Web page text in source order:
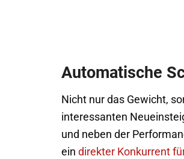
Automatische
Nicht nur das Gewicht,
interessanten
und neben der
ein direkter Konkurrent